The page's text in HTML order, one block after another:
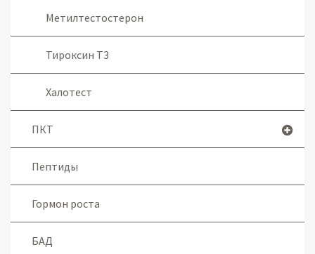
Метилтестостерон
Тироксин Т3
Халотест
ПКТ
Пептиды
Гормон роста
БАД